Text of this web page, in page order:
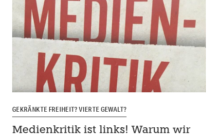
GEKRÄNKTE FREIHEIT? VIERTE GEWALT?
Medienkritik ist links! Warum wir